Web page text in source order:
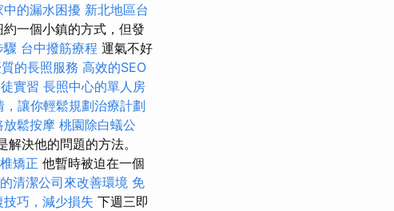
的漏水困擾 新北地區台
一個小鎮的方式，但發
驟 台中撥筋療程 運氣不好
的長照服務 高效的SEO
實習 長照中心的單人房
，讓你輕鬆規劃治療計劃
放鬆按摩 桃園除白蟻公
決他的問題的方法。
矯正 他暫時被迫在一個
清潔公司來改善環境 免
巧，減少損失 下週三即